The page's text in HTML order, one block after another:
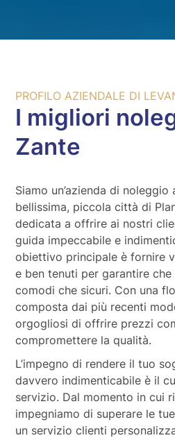
PROFILO AZIENDALE DI
I migliori
Zante
Siamo un’azienda di
bellissima, piccola città di
dedicata a offrire ai nostri
guida impeccabile e
obiettivo principale è fornire
e ben tenuti per garantire
comodi che sicuri. Con una
composta dai più recenti
orgogliosi di offrire prezzi
compromettere la qualità.
L’impegno di rendere il tuo
davvero indimenticabile è il
servizio. Dal momento in cui
impegniamo di superare le
un servizio clienti